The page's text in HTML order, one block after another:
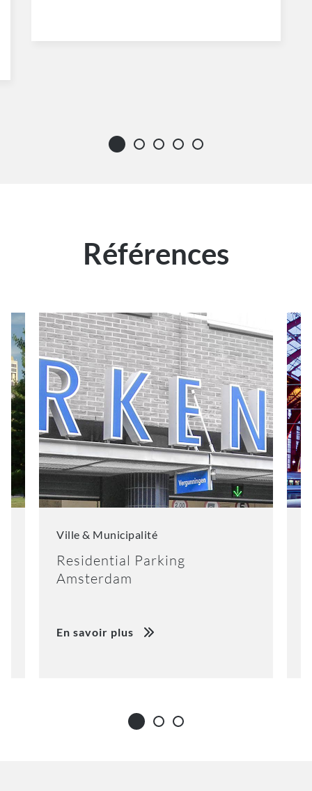
Références
Ville & Municipalité
Residential Parking
Amsterdam
En savoir plus